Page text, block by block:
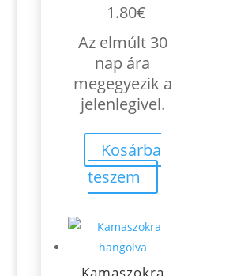
1.80€
Az elmúlt 30
nap ára
megegyezik a
jelenlegivel.
Kosárba
teszem